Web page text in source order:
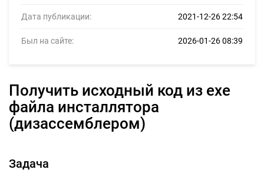
Дата публикации: 2021-12-26 22:54
Был на сайте: 2026-01-26 08:39
Получить исходный код из exe
файла инсталлятора
(дизассемблером)
Задача